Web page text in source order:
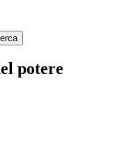
potere